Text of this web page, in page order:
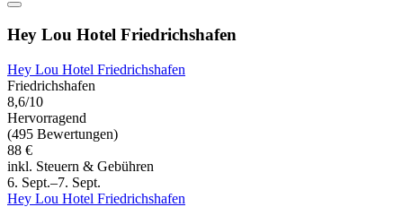
Hey Lou Hotel Friedrichshafen
Hey Lou Hotel Friedrichshafen
Friedrichshafen
8,6/10
Hervorragend
(495 Bewertungen)
88 €
inkl. Steuern & Gebühren
6. Sept.–7. Sept.
Hey Lou Hotel Friedrichshafen